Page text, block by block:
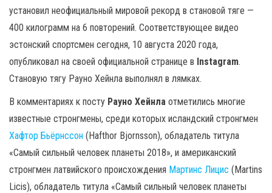
установил неофициальный мировой рекорд в становой тяге —
400 килограмм на 6 повторений. Соответствующее видео
эстонский спортсмен сегодня, 10 августа 2020 года,
опубликовал на своей официальной странице в Instagram.
Становую тягу Рауно Хейнла выполнял в лямках.
В комментариях к посту Рауно Хейнла отметились многие
известные стронгмены, среди которых исландский стронгмен
Хафтор Бьёрнссон (Hafthor Bjornsson), обладатель титула
«Самый сильный человек планеты 2018», и американский
стронгмен латвийского происхождения Мартинс Лицис (Martins
Licis), обладатель титула «Самый сильный человек планеты